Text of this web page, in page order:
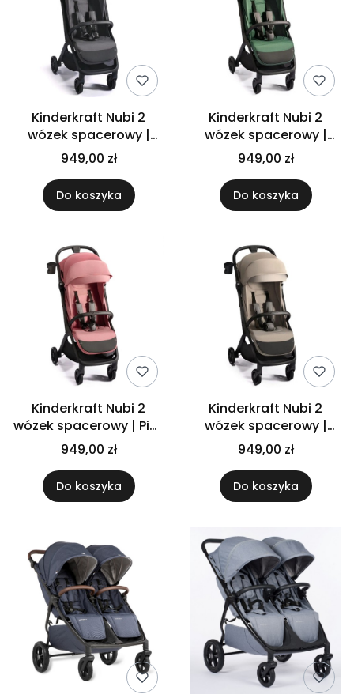
Kinderkraft Nubi 2
wózek spacerowy |
Cloudy Grey
949,00 zł
Do koszyka
Kinderkraft Nubi 2
wózek spacerowy |
Mistic Green
949,00 zł
Do koszyka
Kinderkraft Nubi 2
wózek spacerowy | Pink
Quartz
949,00 zł
Do koszyka
Kinderkraft Nubi 2
wózek spacerowy |
Sand Beige
949,00 zł
Do koszyka